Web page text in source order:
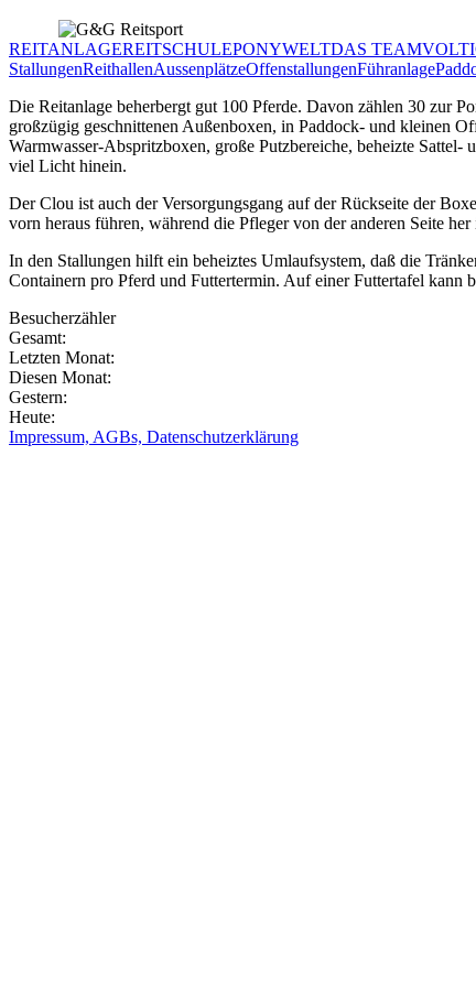
REITANLAGEREITSCHULEPONYWELTDAS TEAM
StallungenReithallenAussenplätzeOffenstallungenFühranlage
Die Reitanlage beherbergt gut 100 Pferde. Davon zählen 30 zur
großzügig geschnittenen Außenboxen, in Paddock- und kleinen
Warmwasser-Abspritzboxen, große Putzbereiche, beheizte
viel Licht hinein.
Der Clou ist auch der Versorgungsgang auf der Rückseite der
vorn heraus führen, während die Pfleger von der anderen Seite
In den Stallungen hilft ein beheiztes Umlaufsystem, daß die
Containern pro Pferd und Futtertermin. Auf einer Futtertafel kann
Besucherzähler
Gesamt:
Letzten Monat:
Diesen Monat:
Gestern:
Heute:
Impressum, AGBs, Datenschutzerklärung